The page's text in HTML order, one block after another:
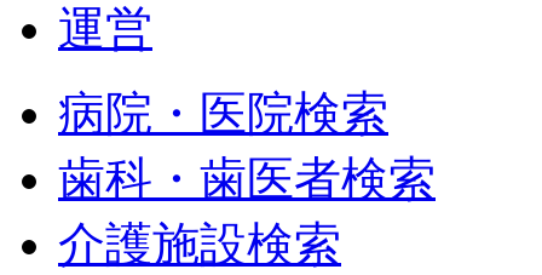
運営
病院・医院検索
歯科・歯医者検索
介護施設検索